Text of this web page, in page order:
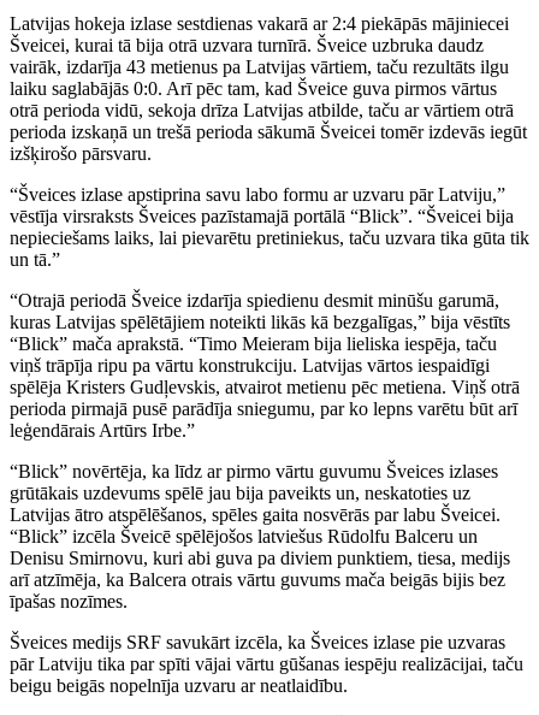
Latvijas hokeja izlase sestdienas vakarā ar 2:4 piekāpās mājiniecei
Šveicei, kurai tā bija otrā uzvara turnīrā. Šveice uzbruka daudz
vairāk, izdarīja 43 metienus pa Latvijas vārtiem, taču rezultāts ilgu
laiku saglabājās 0:0. Arī pēc tam, kad Šveice guva pirmos vārtus
otrā perioda vidū, sekoja drīza Latvijas atbilde, taču ar vārtiem otrā
perioda izskaņā un trešā perioda sākumā Šveicei tomēr izdevās iegūt
izšķirošo pārsvaru.
“Šveices izlase apstiprina savu labo formu ar uzvaru pār Latviju,”
vēstīja virsraksts Šveices pazīstamajā portālā “Blick”. “Šveicei bija
nepieciešams laiks, lai pievarētu pretiniekus, taču uzvara tika gūta tik
un tā.”
“Otrajā periodā Šveice izdarīja spiedienu desmit minūšu garumā,
kuras Latvijas spēlētājiem noteikti likās kā bezgalīgas,” bija vēstīts
“Blick” mača aprakstā. “Timo Meieram bija lieliska iespēja, taču
viņš trāpīja ripu pa vārtu konstrukciju. Latvijas vārtos iespaidīgi
spēlēja Kristers Gudļevskis, atvairot metienu pēc metiena. Viņš otrā
perioda pirmajā pusē parādīja sniegumu, par ko lepns varētu būt arī
leģendārais Artūrs Irbe.”
“Blick” novērtēja, ka līdz ar pirmo vārtu guvumu Šveices izlases
grūtākais uzdevums spēlē jau bija paveikts un, neskatoties uz
Latvijas ātro atspēlēšanos, spēles gaita nosvērās par labu Šveicei.
“Blick” izcēla Šveicē spēlējošos latviešus Rūdolfu Balceru un
Denisu Smirnovu, kuri abi guva pa diviem punktiem, tiesa, medijs
arī atzīmēja, ka Balcera otrais vārtu guvums mača beigās bijis bez
īpašas nozīmes.
Šveices medijs SRF savukārt izcēla, ka Šveices izlase pie uzvaras
pār Latviju tika par spīti vājai vārtu gūšanas iespēju realizācijai, taču
beigu beigās nopelnīja uzvaru ar neatlaidību.